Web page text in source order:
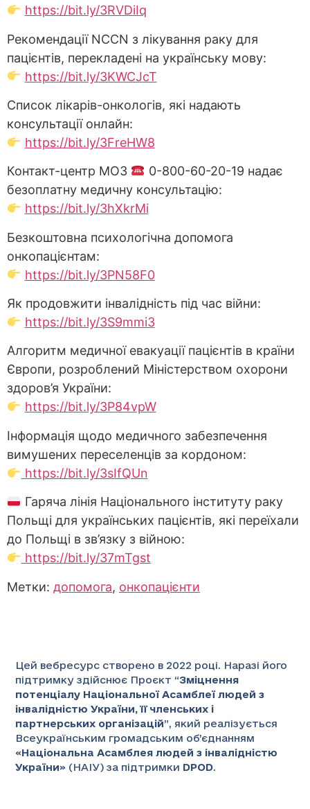
https://bit.ly/3RVDiIq
Рекомендації NCCN з лікування раку для
пацієнтів, перекладені на українську мову:
https://bit.ly/3KWCJcT
Список лікарів-онкологів, які надають
консультації онлайн:
https://bit.ly/3FreHW8
Контакт-центр МОЗ
0-800-60-20-19 надає
безоплатну медичну консультацію:
https://bit.ly/3hXkrMi
Безкоштовна психологічна допомога
онкопацієнтам:
https://bit.ly/3PN58F0
Як продовжити інвалідність під час війни:
https://bit.ly/3S9mmi3
Алгоритм медичної евакуації пацієнтів в країни
Європи, розроблений Міністерством охорони
здоров’я України:
https://bit.ly/3P84vpW
Інформація щодо медичного забезпечення
вимушених переселенців за кордоном:
https://bit.ly/3sIfQUn
Гаряча лінія Національного інституту раку
Польщі для українських пацієнтів, які переїхали
до Польщі в зв’язку з війною:
https://bit.ly/37mTgst
Метки: допомога, онкопацієнти
Цей вебресурс створено в 2022 році. Наразі його
підтримку здійснює Проєкт “Зміцнення
потенціалу Національної Асамблеї людей з
інвалідністю України, її членських і
партнерських організацій”, який реалізується
Всеукраїнським громадським об’єднанням
«Національна Асамблея людей з інвалідністю
України» (НАІУ) за підтримки DPOD.